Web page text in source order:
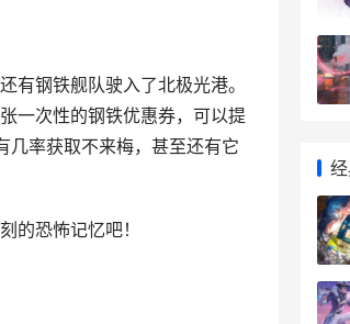
有钢铁舰队驶入了北极光港。
一次性的钢铁优惠券，可以提
几率获取不来梅，甚至还有它
的恐怖记忆吧！